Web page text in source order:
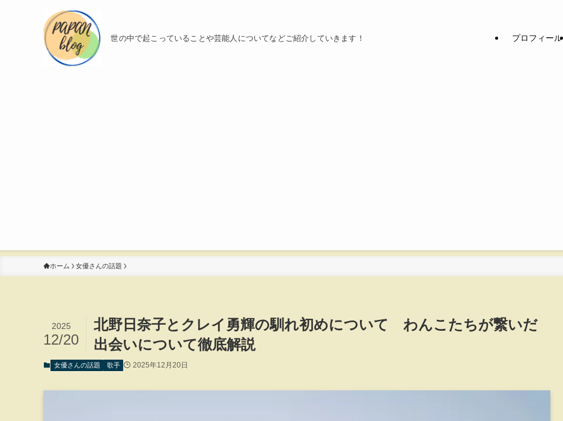
世の中で起こっていることや芸能人についてなどご紹介していきます！ プロフィール
ホーム 女優さんの話題
北野日奈子とクレイ勇輝の馴れ初めについて わんこたちが繋いだ
出会いについて徹底解説
2025
12/20
女優さんの話題 歌手 2025年12月20日